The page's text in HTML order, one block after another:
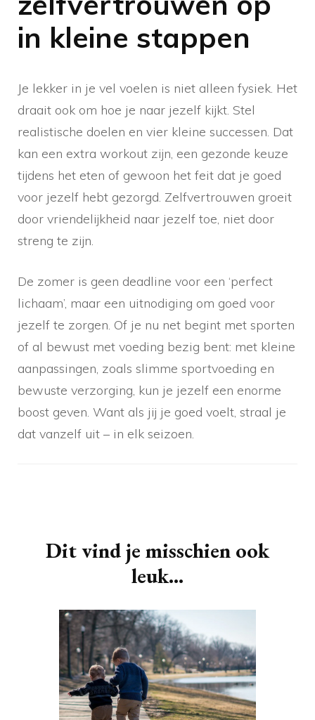
in kleine stappen
Je lekker in je vel voelen is niet alleen fysiek. Het
draait ook om hoe je naar jezelf kijkt. Stel
realistische doelen en vier kleine successen. Dat
kan een extra workout zijn, een gezonde keuze
tijdens het eten of gewoon het feit dat je goed
voor jezelf hebt gezorgd. Zelfvertrouwen groeit
door vriendelijkheid naar jezelf toe, niet door
streng te zijn.
De zomer is geen deadline voor een ‘perfect
lichaam’, maar een uitnodiging om goed voor
jezelf te zorgen. Of je nu net begint met sporten
of al bewust met voeding bezig bent: met kleine
aanpassingen, zoals slimme sportvoeding en
bewuste verzorging, kun je jezelf een enorme
boost geven. Want als jij je goed voelt, straal je
dat vanzelf uit – in elk seizoen.
Dit vind je misschien ook
leuk...